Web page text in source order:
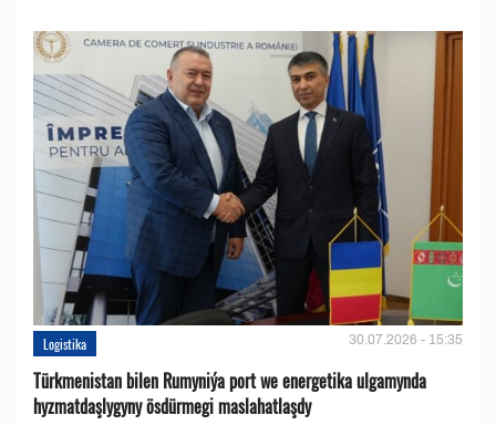
Logistika 30.07.2026 - 15:35
Türkmenistan bilen Rumyniýa port we energetika ulgamynda
hyzmatdaşlygyny ösdürmegi maslahatlaşdy